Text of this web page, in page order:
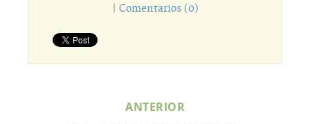
Comentarios (0)
ANTERIOR